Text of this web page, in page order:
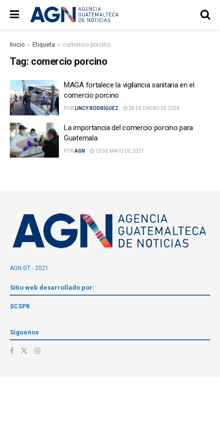
Inicio Etiqueta comercio porcino
Tag: comercio porcino
MAGA fortalece la vigilancia sanitaria en el
comercio porcino
POR LINCY RODRÍGUEZ 28 DE ENERO DE 2024
La importancia del comercio porcino para
Guatemala
PORAGN 13 DE MAYO DE 2021
AGN.GT - 2021
Sitio web desarrollado por:
SCSPR
Síguenos